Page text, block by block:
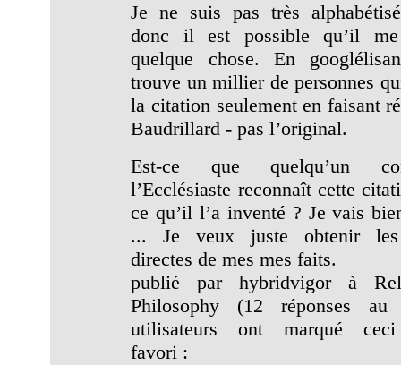
Je ne suis pas très
donc il est possible qu’il me
quelque chose. En
trouve un millier de personnes
la citation seulement en faisant
Baudrillard - pas l’original.
Est-ce que quelqu’un
l’Ecclésiaste reconnaît cette
ce qu’il l’a inventé ? Je vais
... Je veux juste obtenir les
directes de mes mes faits.
publié par hybridvigor à
Philosophy (12 réponses
utilisateurs ont marqué
favori :